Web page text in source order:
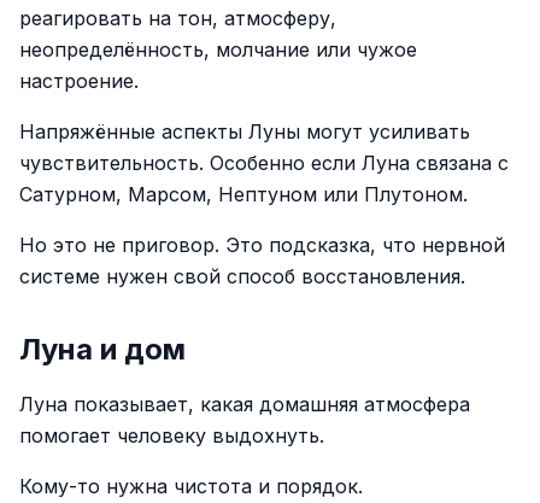
реагировать на тон, атмосферу,
неопределённость, молчание или чужое
настроение.
Напряжённые аспекты Луны могут усиливать
чувствительность. Особенно если Луна связана с
Сатурном, Марсом, Нептуном или Плутоном.
Но это не приговор. Это подсказка, что нервной
системе нужен свой способ восстановления.
Луна и дом
Луна показывает, какая домашняя атмосфера
помогает человеку выдохнуть.
Кому-то нужна чистота и порядок.